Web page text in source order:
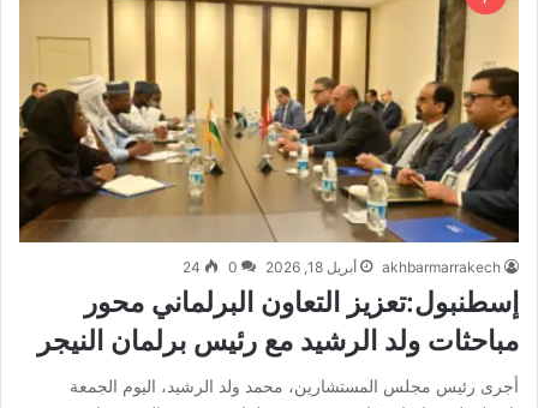
akhbarmarrakech أبريل 18, 2026 0
24
إسطنبول:تعزيز التعاون البرلماني محور
مباحثات ولد الرشيد مع رئيس برلمان النيجر
أجرى رئيس مجلس المستشارين، محمد ولد الرشيد، اليوم الجمعة